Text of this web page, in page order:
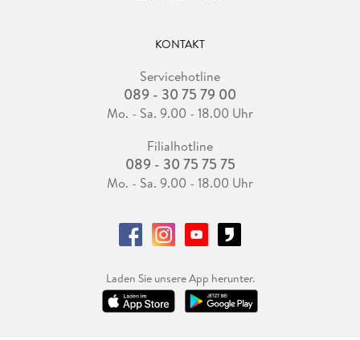
KONTAKT
Servicehotline
089 - 30 75 79 00
Mo. - Sa. 9.00 - 18.00 Uhr
Filialhotline
089 - 30 75 75 75
Mo. - Sa. 9.00 - 18.00 Uhr
Laden Sie unsere App herunter.